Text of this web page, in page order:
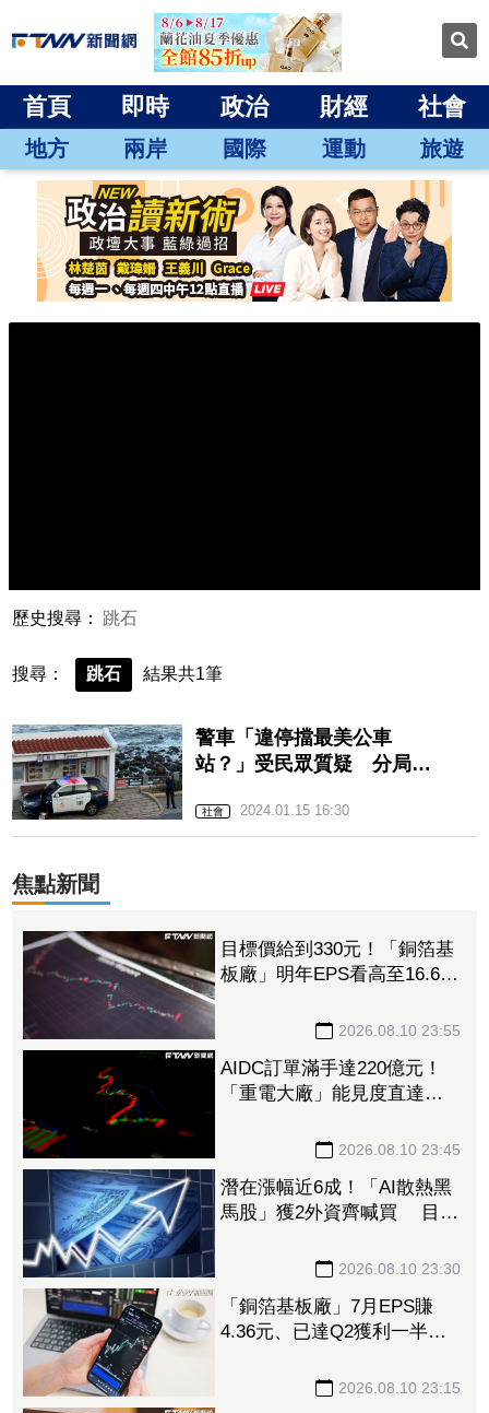
首頁 即時 政治 財經 社會
地方 兩岸 國際 運動 旅遊
歷史搜尋： 跳石
搜尋： 跳石 結果共1筆
警車「違停擋最美公車
站？」受民眾質疑 分局回
社會 2024.01.15 16:30
焦點新聞
目標價給到330元！「銅箔基
板廠」明年EPS看高至16.6
放量帶動成長 2026.08.10 23:55
AIDC訂單滿手達220億元！
「重電大廠」能見度直達
2026.08.10 23:45
潛在漲幅近6成！「AI散熱黑
馬股」獲2外資齊喊買 目標
2026.08.10 23:30
「銅箔基板廠」7月EPS賺
4.36元、已達Q2獲利一半以
2026.08.10 23:15